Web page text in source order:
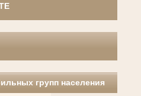
групп населения